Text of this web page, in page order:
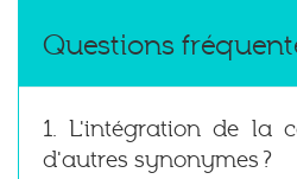
Questions
1. L'intégration de la
d'autres synonymes ?